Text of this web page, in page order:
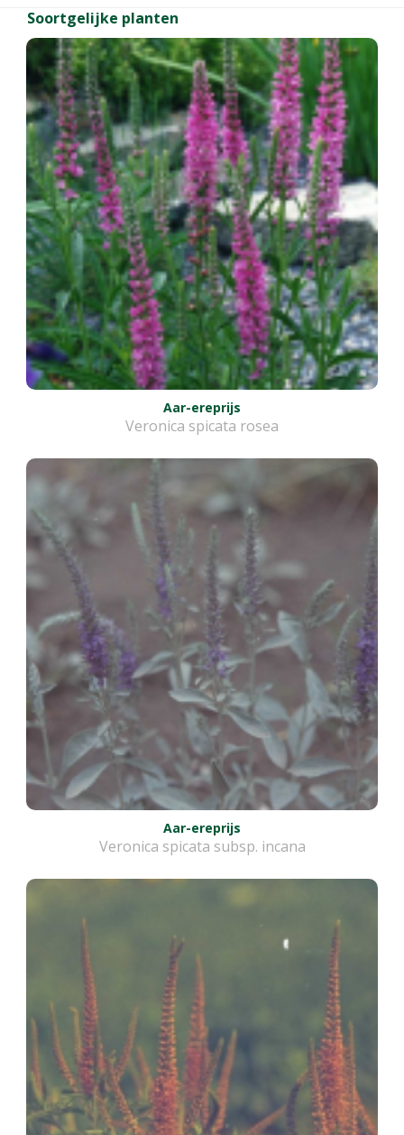
Soortgelijke planten
Aar-ereprijs
Veronica spicata rosea
Aar-ereprijs
Veronica spicata subsp. incana